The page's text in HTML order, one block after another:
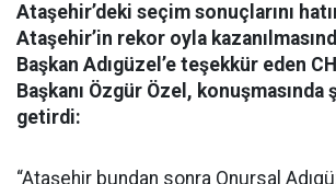
Ataşehir’deki seçim sonuçlarını
Ataşehir’in rekor oyla
Başkan Adıgüzel’e teşekkür eden
Başkanı Özgür Özel,
getirdi:
“Ataşehir bundan sonra Onursal